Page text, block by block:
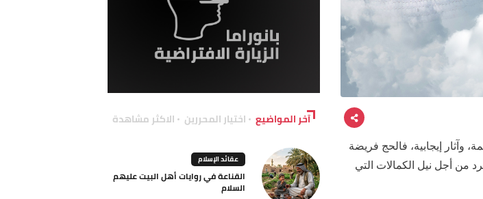
وآثار إيجابية، فالحج فريضة
من أجل نيل الكمالات التي
آخر المواضيع اختيار المحررين الاكثر مشاهدة
عقائد الإسلام
القناعة في روايات أهل البيت عليهم
السلام